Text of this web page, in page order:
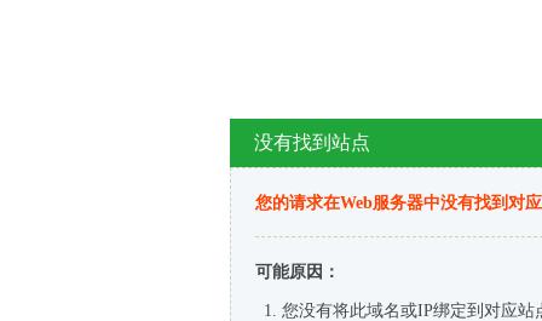
没有找到站点
您的请求在Web服务器中没有找到对
可能原因：
您没有将此域名或IP绑定到对应站